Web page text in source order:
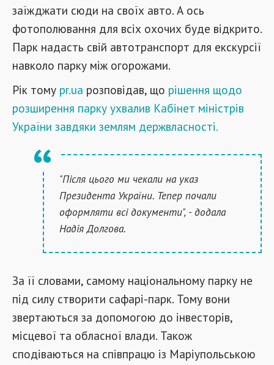
заїжджати сюди на своїх авто. А ось
фотополювання для всіх охочих буде відкрито.
Парк надасть свій автотранспорт для екскурсії
навколо парку між огорожами.
Рік тому pr.ua розповідав, що рішення щодо
розширення парку ухвалив Кабінет міністрів
України завдяки землям держвласності.
"Після цього ми чекали на указ
Президента України. Тепер почали
оформляти всі документи", - додала
Надія Долгова.
За її словами, самому національному парку не
під силу створити сафарі-парк. Тому вони
звертаються за допомогою до інвесторів,
місцевої та обласної влади. Також
сподіваються на співпрацю із Маріупольською